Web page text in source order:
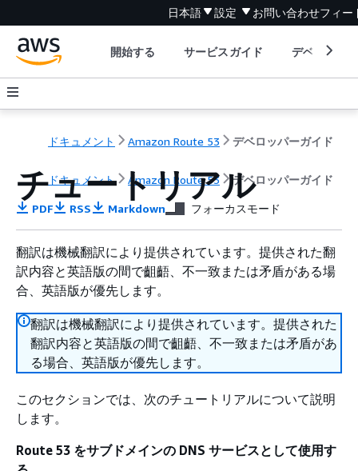
日本語 設定 お問い合わせフィー
開始する サービスガイド デベロッパ
ドキュメント Amazon Route 53 デベロッパーガイド
ドキュメント Amazon Route 53 デベロッパーガイド
チュートリアル
PDF RSS Markdown フォーカスモード
翻訳は機械翻訳により提供されています。提供された翻
訳内容と英語版の間で齟齬、不一致または矛盾がある場
合、英語版が優先します。
翻訳は機械翻訳により提供されています。提供された
翻訳内容と英語版の間で齟齬、不一致または矛盾があ
る場合、英語版が優先します。
このセクションでは、次のチュートリアルについて説明
します。
Route 53 をサブドメインの DNS サービスとして使用す